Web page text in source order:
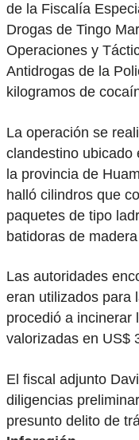
de la Fiscalía
Drogas de Tingo
Operaciones y
Antidrogas de la
kilogramos de
La operación se
clandestino ubicado
la provincia de
halló cilindros que
paquetes de tipo
batidoras de
Las autoridades
eran utilizados para
procedió a incinerar
valorizadas en US$
El fiscal adjunto
diligencias
presunto delito de